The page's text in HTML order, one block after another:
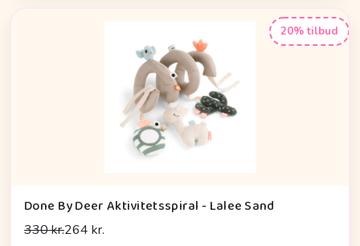
20% tilbud
Done By Deer Aktivitetsspiral - Lalee Sand
330 kr.264 kr.